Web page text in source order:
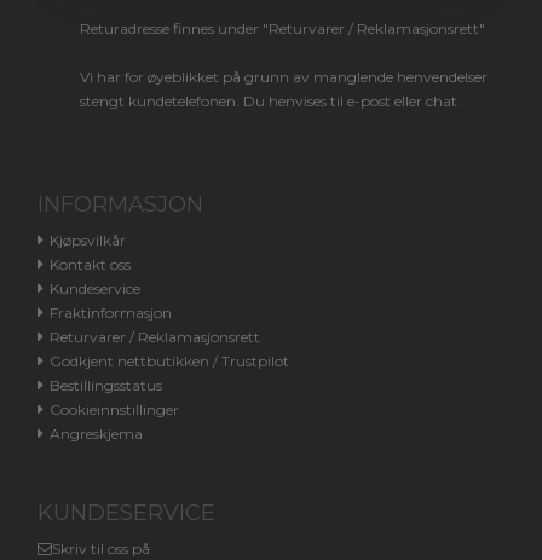
Returadresse finnes under "Returvarer / Reklamasjonsrett"
Vi har for øyeblikket på grunn av manglende henvendelser
stengt kundetelefonen. Du henvises til e-post eller chat.
INFORMASJON
Kjøpsvilkår
Kontakt oss
Kundeservice
Fraktinformasjon
Returvarer / Reklamasjonsrett
Godkjent nettbutikken / Trustpilot
Bestillingsstatus
Cookieinnstillinger
Angreskjema
KUNDESERVICE
Skriv til oss på